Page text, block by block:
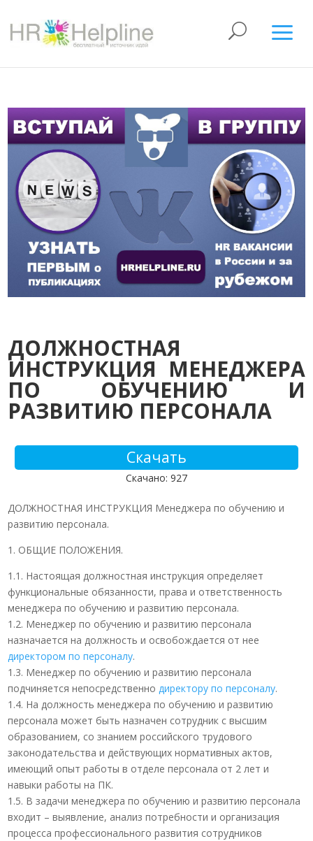
ДОЛЖНОСТНАЯ
ИНСТРУКЦИЯ МЕНЕДЖЕРА
ПО ОБУЧЕНИЮ И
РАЗВИТИЮ ПЕРСОНАЛА
Скачать
Скачано: 927
ДОЛЖНОСТНАЯ ИНСТРУКЦИЯ Менеджера по обучению и
развитию персонала.
1. ОБЩИЕ ПОЛОЖЕНИЯ.
1.1. Настоящая должностная инструкция определяет
функциональные обязанности, права и ответственность
менеджера по обучению и развитию персонала.
1.2. Менеджер по обучению и развитию персонала
назначается на должность и освобождается от нее
директором по персоналу.
1.3. Менеджер по обучению и развитию персонала
подчиняется непосредственнодиректору по персоналу.
1.4. На должность менеджера по обучению и развитию
персонала может быть назначен сотрудник с высшим
образованием, со знанием российского трудового
законодательства и действующих нормативных актов,
имеющий опыт работы в отделе персонала от 2 лет и
навыки работы на ПК.
1.5. В задачи менеджера по обучению и развитию персонала
входит – выявление, анализ потребности и организация
процесса профессионального развития сотрудников